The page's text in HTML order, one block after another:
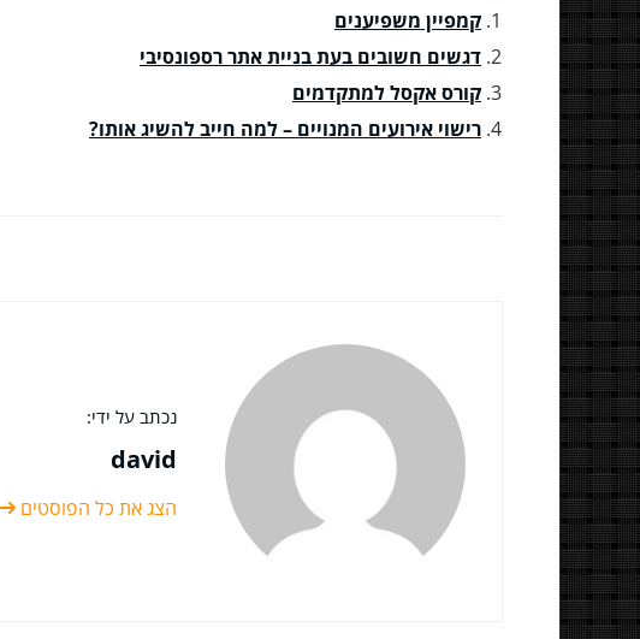
קמפיין משפיענים
דגשים חשובים בעת בניית אתר רספונסיבי
קורס אקסל למתקדמים
רישוי אירועים המנויים – למה חייב להשיג אותו?
נכתב על ידי:
david
הצג את כל הפוסטים